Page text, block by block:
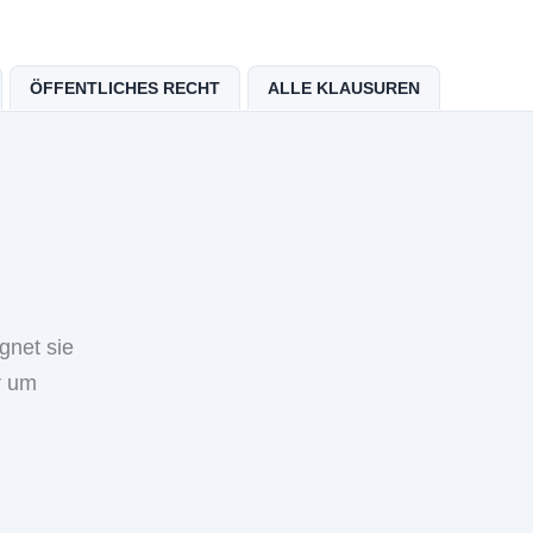
ÖFFENTLICHES RECHT ALLE KLAUSUREN
sie
um